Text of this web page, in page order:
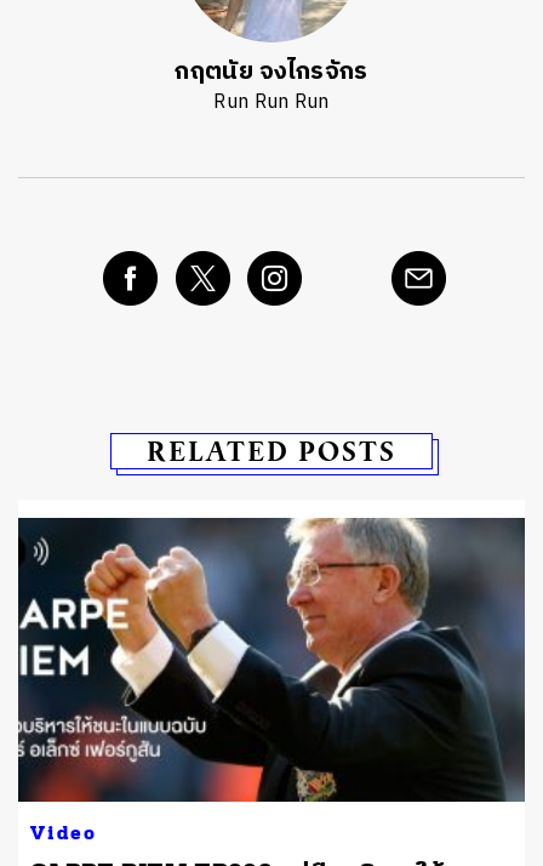
กฤตนัย จงไกรจักร
Run Run Run
RELATED POSTS
Video